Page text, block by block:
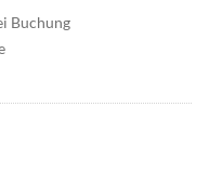
Buchung